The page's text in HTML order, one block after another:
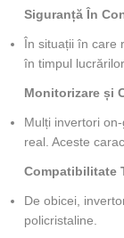
Siguranță În
În situații în care
în timpul
Monitorizare și
Mulți invertori
real. Aceste
Compatibilitate
De obicei,
policristaline.